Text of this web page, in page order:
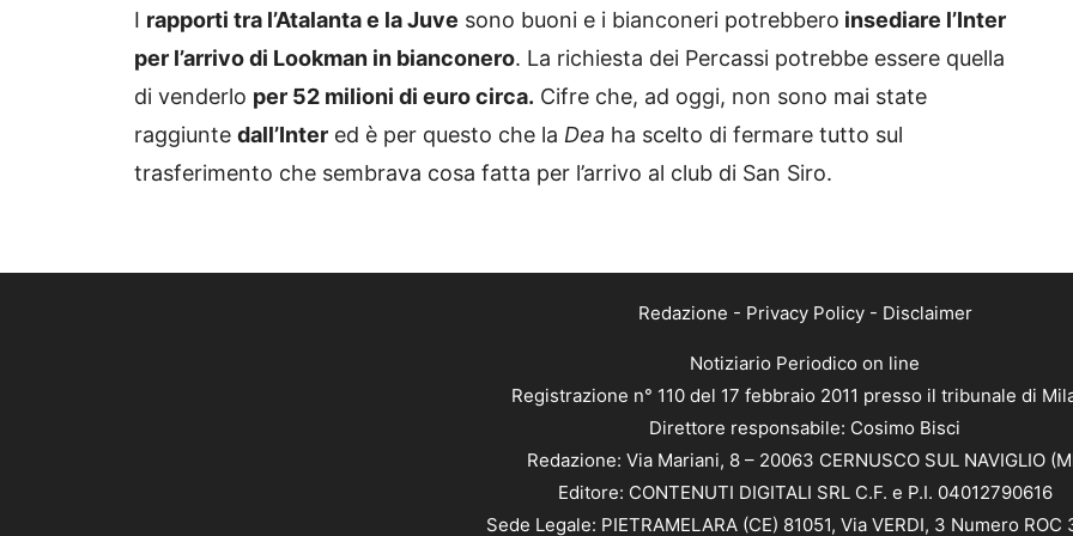
I rapporti tra l’Atalanta e la Juve sono buoni e i bianconeri potrebbero insediare l’Inter
per l’arrivo di Lookman in bianconero. La richiesta dei Percassi potrebbe essere quella
di venderlo per 52 milioni di euro circa. Cifre che, ad oggi, non sono mai state
raggiunte dall’Inter ed è per questo che la Dea ha scelto di fermare tutto sul
trasferimento che sembrava cosa fatta per l’arrivo al club di San Siro.
Redazione - Privacy Policy- Disclaimer
Notiziario Periodico on line
Registrazione n° 110 del 17 febbraio 2011 presso il tribunale di
Direttore responsabile: Cosimo Bisci
Redazione: Via Mariani, 8 – 20063 CERNUSCO SUL NAVIGLIO
Editore: CONTENUTI DIGITALI SRL C.F. e P.I. 04012790616
Sede Legale: PIETRAMELARA (CE) 81051, Via VERDI, 3 Numero